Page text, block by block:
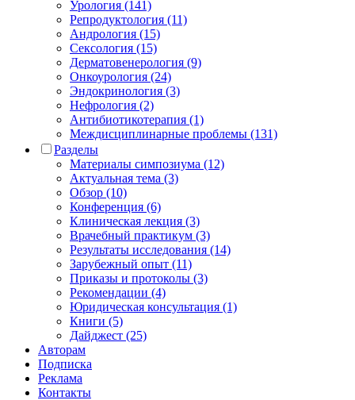
Урология (141)
Репродуктология (11)
Андрология (15)
Сексология (15)
Дерматовенерология (9)
Онкоурология (24)
Эндокринология (3)
Нефрология (2)
Антибиотикотерапия (1)
Междисциплинарные проблемы (131)
Разделы
Материалы симпозиума (12)
Актуальная тема (3)
Обзор (10)
Конференция (6)
Клиническая лекция (3)
Врачебный практикум (3)
Результаты исследования (14)
Зарубежный опыт (11)
Приказы и протоколы (3)
Рекомендации (4)
Юридическая консультация (1)
Книги (5)
Дайджест (25)
Авторам
Подписка
Реклама
Контакты